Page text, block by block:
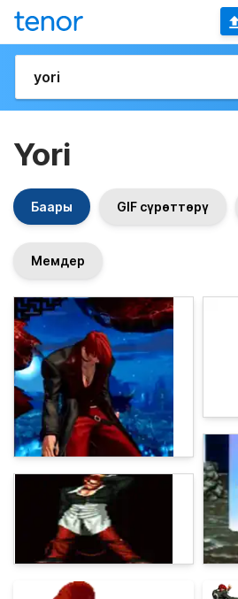
Yori
Баары GIF сүрөттөрү
Мемдер